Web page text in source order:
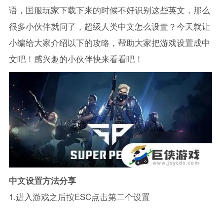
语，国服玩家下载下来的时候不好识别这些英文，那么
很多小伙伴就问了，超级人类中文怎么设置？今天就让
小编给大家介绍以下的攻略，帮助大家把游戏设置成中
文吧！感兴趣的小伙伴快来看看吧！
中文设置方法分享
1.进入游戏之后按ESC点击第二个设置